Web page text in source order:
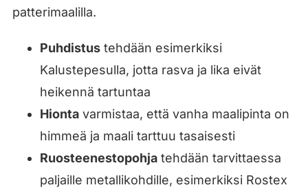
patterimaalilla.
Puhdistustehdään esimerkiksi
Kalustepesulla, jotta rasva ja lika eivät
heikennä tartuntaa
Hiontavarmistaa, että vanha maalipinta on
himmeä ja maali tarttuu tasaisesti
Ruosteenestopohjatehdään tarvittaessa
paljaille metallikohdille, esimerkiksi Rostex